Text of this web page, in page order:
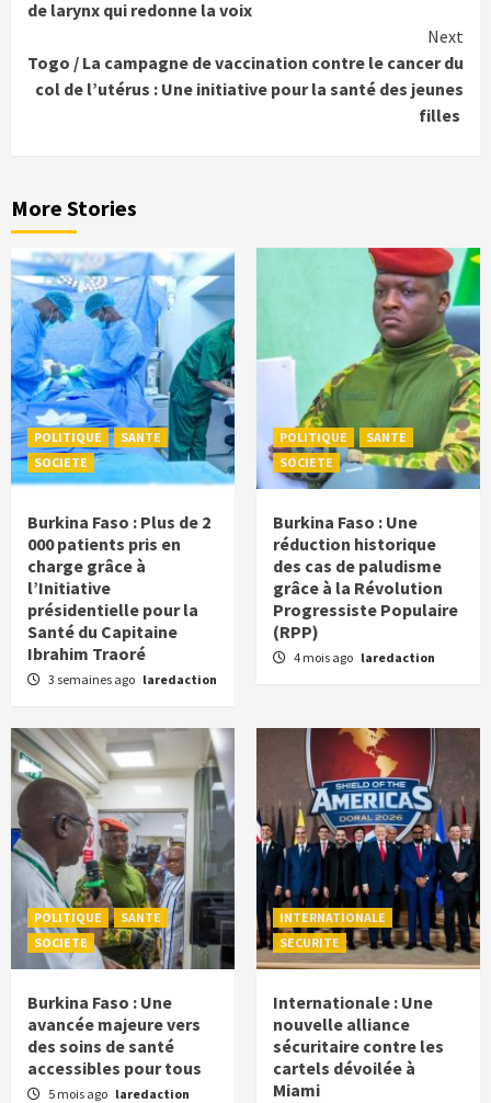
de larynx qui redonne la voix
Next
Togo / La campagne de vaccination contre le cancer du
col de l’utérus : Une initiative pour la santé des jeunes
filles
More Stories
POLITIQUE
SANTE
SOCIETE
Burkina Faso : Plus de 2
000 patients pris en
charge grâce à
l’Initiative
présidentielle pour la
Santé du Capitaine
Ibrahim Traoré
3 semaines ago laredaction
POLITIQUE
SANTE
SOCIETE
Burkina Faso : Une
réduction historique
des cas de paludisme
grâce à la Révolution
Progressiste Populaire
(RPP)
4 mois ago laredaction
POLITIQUE
SANTE
SOCIETE
Burkina Faso : Une
avancée majeure vers
des soins de santé
accessibles pour tous
5 mois ago laredaction
INTERNATIONALE
SECURITE
Internationale : Une
nouvelle alliance
sécuritaire contre les
cartels dévoilée à
Miami